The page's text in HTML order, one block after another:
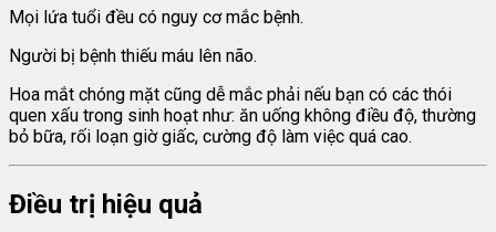
Mọi lứa tuổi đều có nguy cơ mắc bệnh.
Người bị bệnh thiếu máu lên não.
Hoa mắt chóng mặt cũng dễ mắc phải nếu bạn có các thói
quen xấu trong sinh hoạt như: ăn uống không điều độ, thường
bỏ bữa, rối loạn giờ giấc, cường độ làm việc quá cao.
Điều trị hiệu quả